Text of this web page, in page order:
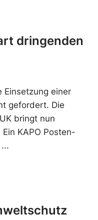
dringenden
Einsetzung einer
gefordert. Die
bringt nun
KAPO Posten-